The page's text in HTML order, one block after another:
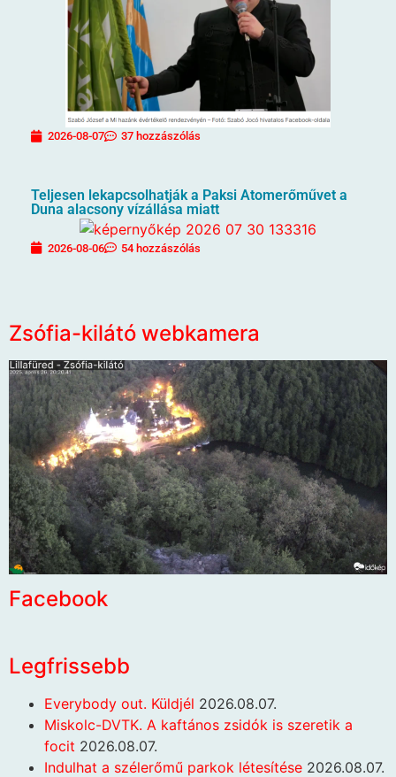
2026-08-07 37 hozzászólás
Teljesen lekapcsolhatják a Paksi Atomerőművet a
Duna alacsony vízállása miatt
2026-08-06 54 hozzászólás
Zsófia-kilátó webkamera
Facebook
Legfrissebb
Everybody out. Küldjél 2026.08.07.
Miskolc-DVTK. A kaftános zsidók is szeretik a
focit 2026.08.07.
Indulhat a szélerőmű parkok létesítése 2026.08.07.